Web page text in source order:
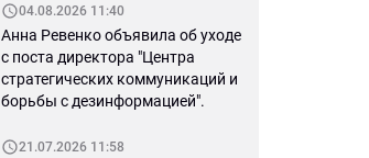
04.08.2026 11:40
Анна Ревенко объявила об уходе
с поста директора "Центра
стратегических коммуникаций и
борьбы с дезинформацией".
21.07.2026 11:58